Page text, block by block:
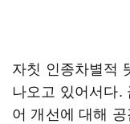
자칫 인종차별적
나오고 있어서다.
어 개선에 대해